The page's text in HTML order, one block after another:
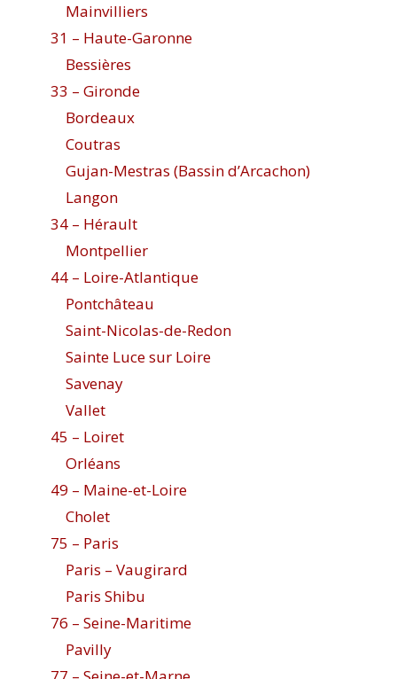
Mainvilliers
31 – Haute-Garonne
Bessières
33 – Gironde
Bordeaux
Coutras
Gujan-Mestras (Bassin d’Arcachon)
Langon
34 – Hérault
Montpellier
44 – Loire-Atlantique
Pontchâteau
Saint-Nicolas-de-Redon
Sainte Luce sur Loire
Savenay
Vallet
45 – Loiret
Orléans
49 – Maine-et-Loire
Cholet
75 – Paris
Paris – Vaugirard
Paris Shibu
76 – Seine-Maritime
Pavilly